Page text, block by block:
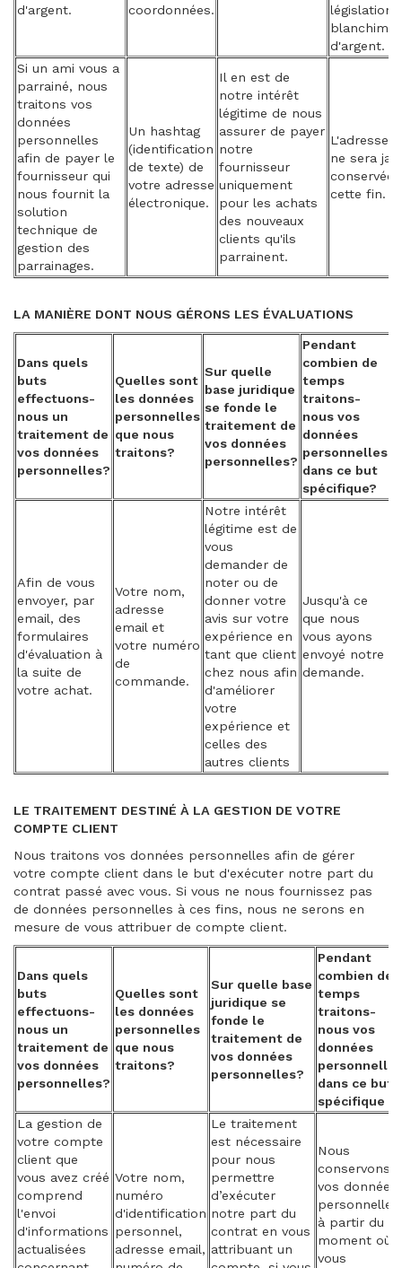
d'argent.
coordonnées.
législation
d'argent.
Si un ami vous a
parrainé, nous
traitons vos
données
personnelles
afin de payer le
fournisseur qui
nous fournit la
solution
technique de
gestion des
parrainages.
Un hashtag
(identification
de texte) de
votre adresse
électronique.
Il en est de
notre intérêt
légitime de nous
assurer de payer
notre
fournisseur
uniquement
pour les achats
des nouveaux
clients qu'ils
parrainent.
L'adresse
ne sera
conservée
cette fin.
LA MANIÈRE DONT NOUS GÉRONS LES ÉVALUATIONS
Dans quels
buts
effectuons-
nous un
traitement de
vos données
personnelles?
Quelles sont
les données
personnelles
que nous
traitons?
Sur quelle
base juridique
se fonde le
traitement de
vos données
personnelles?
Pendant
combien de
temps
traitons-
nous vos
données
personnelles
dans ce but
spécifique?
Afin de vous
envoyer, par
email, des
formulaires
d'évaluation à
la suite de
votre achat.
Votre nom,
adresse
email et
votre numéro
de
commande.
Notre intérêt
légitime est de
vous
demander de
noter ou de
donner votre
avis sur votre
expérience en
tant que client
chez nous afin
d'améliorer
votre
expérience et
celles des
autres clients
Jusqu'à ce
que nous
vous ayons
envoyé notre
demande.
LE TRAITEMENT DESTINÉ À LA GESTION DE VOTRE
COMPTE CLIENT
Nous traitons vos données personnelles afin de gérer
votre compte client dans le but d'exécuter notre part du
contrat passé avec vous. Si vous ne nous fournissez pas
de données personnelles à ces fins, nous ne serons en
mesure de vous attribuer de compte client.
Dans quels
buts
effectuons-
nous un
traitement de
vos données
personnelles?
Quelles sont
les données
personnelles
que nous
traitons?
Sur quelle base
juridique se
fonde le
traitement de
vos données
personnelles?
Pendant
combien de
temps
traitons-
nous vos
données
personnelles
dans ce but
spécifique ?
La gestion de
votre compte
client que
vous avez créé
comprend
l'envoi
d'informations
actualisées
Votre nom,
numéro
d'identification
personnel,
adresse email,
Le traitement
est nécessaire
pour nous
permettre
d’exécuter
notre part du
contrat en vous
attribuant un
Nous
conservons
vos données
personnelles
à partir du
moment où
vous